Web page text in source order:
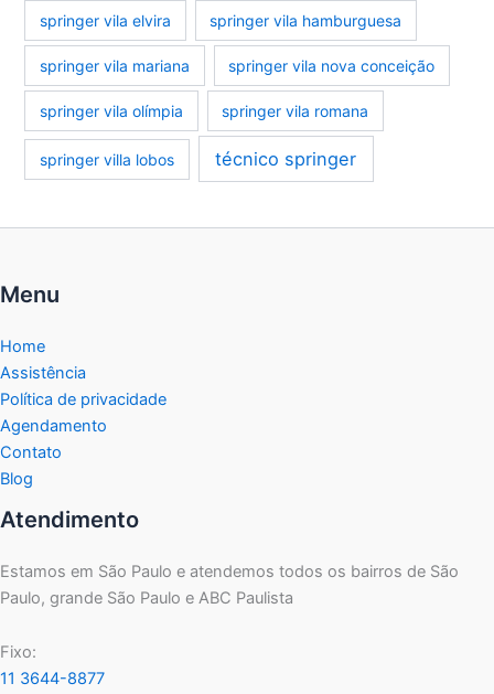
springer vila elvira springer vila hamburguesa
springer vila mariana springer vila nova conceição
springer vila olímpia springer vila romana
springer villa lobos técnico springer
Menu
Home
Assistência
Política de privacidade
Agendamento
Contato
Blog
Atendimento
Estamos em São Paulo e atendemos todos os bairros de São
Paulo, grande São Paulo e ABC Paulista
Fixo:
11 3644-8877